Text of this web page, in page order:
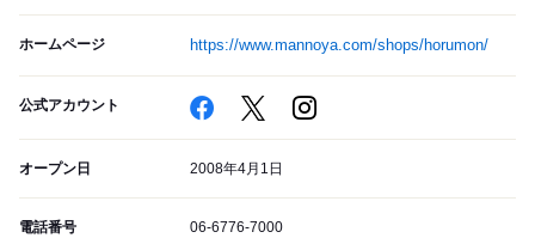
ホームページ https://www.mannoya.com/shops/horumon/
公式アカウント
オープン日 2008年4月1日
電話番号 06-6776-7000